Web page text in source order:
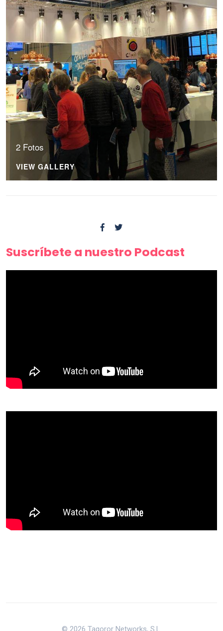
2 Fotos
VIEW GALLERY
Suscríbete a nuestro Podcast
© 2026 Tagoror Networks, S.L.